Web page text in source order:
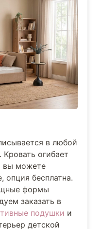
в любой
огибает
вы можете
опция бесплатна.
формы
заказать в
подушки и
детской